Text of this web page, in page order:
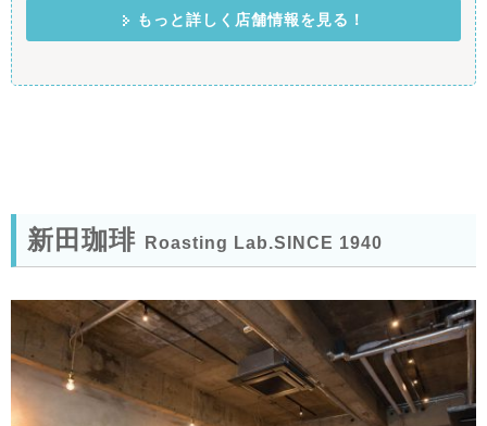
もっと詳しく店舗情報を見る！
新田珈琲 Roasting Lab.SINCE 1940